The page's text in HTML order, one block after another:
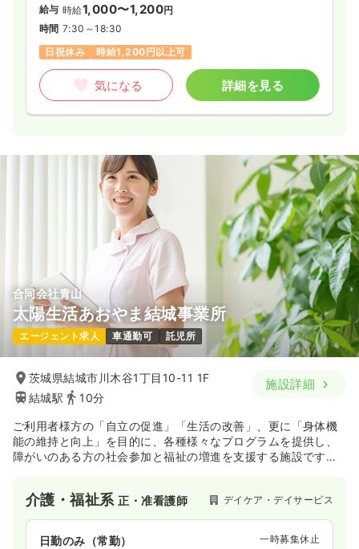
給与 時給1,000〜1,200円
時間 7:30～18:30
日祝休み
時給1,200円以上可
気になる 詳細を見る
合同会社青山
太陽生活あおやま結城事業所
エージェント求人 車通勤可 託児所
茨城県結城市川木谷1丁目10-11 1F
結城駅
10分
施設詳細
ご利用者様方の「自立の促進」「生活の改善」、更に「身体機
能の維持と向上」を目的に、各種様々なプログラムを提供し、
障がいのある方の社会参加と福祉の増進を支援する施設です。
おります。
介護・福祉系正・准看護師 デイケア・デイサービス
日勤のみ（常勤） 一時募集休止